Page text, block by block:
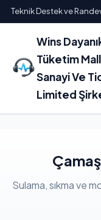
Teknik Destek ve
Wins
Tüketim
Sanayi Ve
Limited
Sulama, sıkma ve